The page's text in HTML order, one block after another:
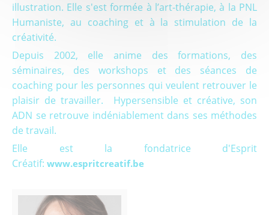
illustration. Elle s'est formée à l’art-thérapie, à la PNL
Humaniste, au coaching et à la stimulation de la
créativité.
Depuis 2002, elle anime des formations, des
séminaires, des workshops et des séances de
coaching pour les personnes qui veulent retrouver le
plaisir de travailler. Hypersensible et créative, son
ADN se retrouve indéniablement dans ses méthodes
de travail.
Elle est la fondatrice d'Esprit
Créatif: www.espritcreatif.be